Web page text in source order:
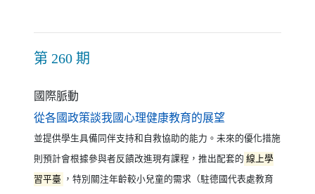
第 260 期
國際脈動
從各國政策談我國心理健康教育的展望（另開新視窗）
並提供學生具備同伴支持和自救協助的能力。未來的優化措施
則預計會根據參與者反饋改進現有課程，推出配套的 線上學
習平臺 ，特別關注年齡較小兒童的需求（駐德國代表處教育